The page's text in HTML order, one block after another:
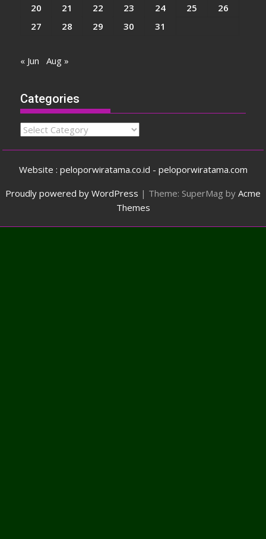
20
21 22 23 24 25
26
27
28 29 30 31
« Jun Aug »
Categories
Categories
Website : peloporwiratama.co.id - peloporwiratama.com
Proudly powered by WordPress | Theme: SuperMag by Acme
Themes